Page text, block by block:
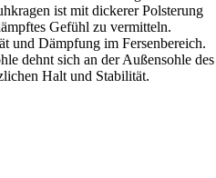
ist mit dickerer Polsterung
Gefühl zu vermitteln.
und Dämpfung im Fersenbereich.
dehnt sich an der Außensohle des
Halt und Stabilität.